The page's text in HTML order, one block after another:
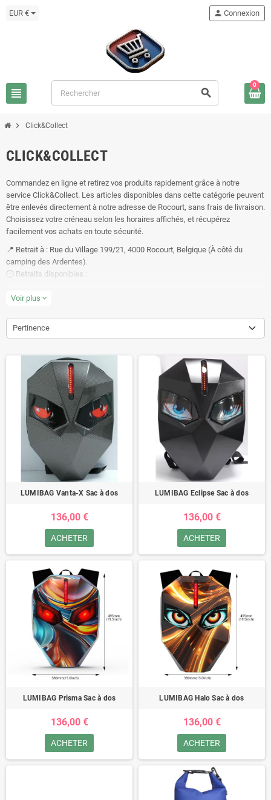
EUR €
view_headline search
person Connexion
0
chevron_right Click&Collect
CLICK&COLLECT
Commandez en ligne et retirez vos produits rapidement grâce à notre
service Click&Collect. Les articles disponibles dans cette catégorie peuvent
être enlevés directement à notre adresse de Rocourt, sans frais de livraison.
Choisissez votre créneau selon les horaires affichés, et récupérez
facilement vos achats en toute sécurité.
📍 Retrait à : Rue du Village 199/21, 4000 Rocourt, Belgique (À côté du
camping des Ardentes).
🕒 Retraits disponibles :
Mardi : 14h00–18h00
Samedi : sur rendez-vous
Dimanche : fermé
Voir plus expand_more
Pertinence
LUMIBAG Vanta-X Sac à dos
136,00 €
ACHETER
LUMIBAG Eclipse Sac à dos
136,00 €
ACHETER
LUMIBAG Prisma Sac à dos
136,00 €
ACHETER
LUMIBAG Halo Sac à dos
136,00 €
ACHETER